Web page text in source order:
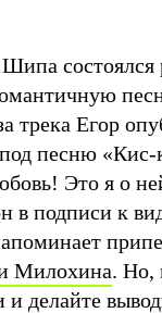
состоялся
трека Егор
песню
Это я о
в подписи к
Милохина. Но,
и делайте